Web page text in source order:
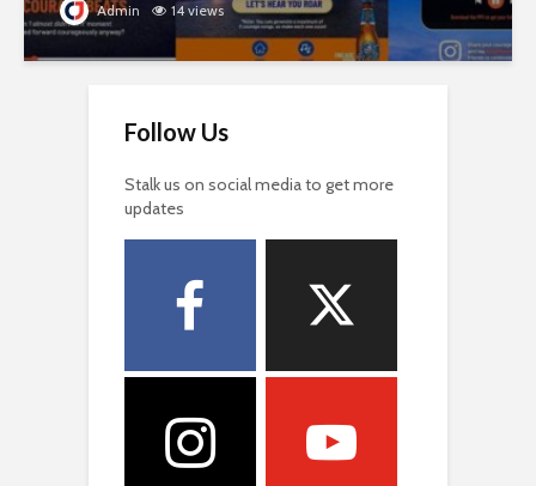
Admin 14 views
Follow Us
Stalk us on social media to get more
updates